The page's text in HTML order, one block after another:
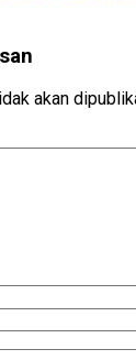
akan